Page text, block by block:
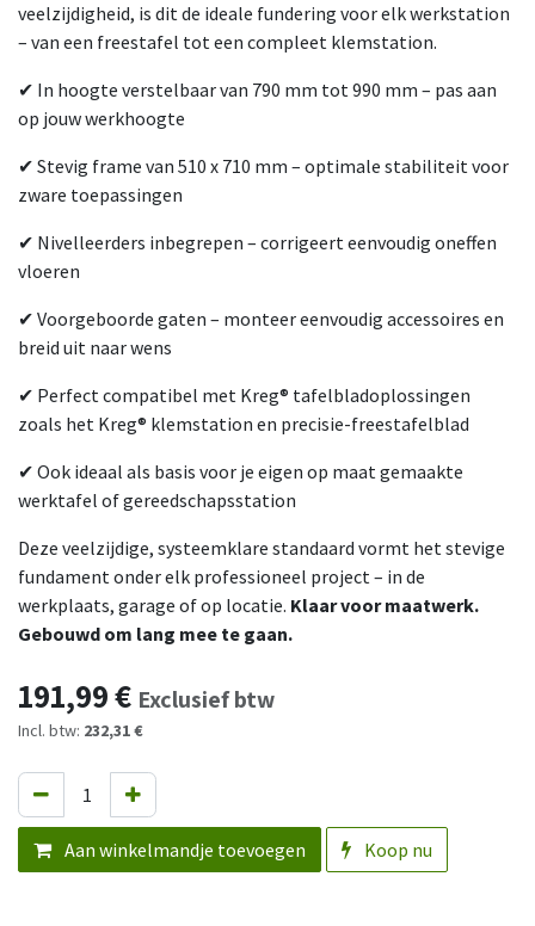
veelzijdigheid, is dit de ideale fundering voor elk werkstation
– van een freestafel tot een compleet klemstation.
✔ In hoogte verstelbaar van 790 mm tot 990 mm – pas aan
op jouw werkhoogte
✔ Stevig frame van 510 x 710 mm – optimale stabiliteit voor
zware toepassingen
✔ Nivelleerders inbegrepen – corrigeert eenvoudig oneffen
vloeren
✔ Voorgeboorde gaten – monteer eenvoudig accessoires en
breid uit naar wens
✔ Perfect compatibel met Kreg® tafelbladoplossingen
zoals het Kreg® klemstation en precisie-freestafelblad
✔ Ook ideaal als basis voor je eigen op maat gemaakte
werktafel of gereedschapsstation
Deze veelzijdige, systeemklare standaard vormt het stevige
fundament onder elk professioneel project – in de
werkplaats, garage of op locatie. Klaar voor maatwerk.
Gebouwd om lang mee te gaan.
191,99€ Exclusief btw
Incl. btw: 232,31 €
Aan winkelmandje toevoegen Koop nu